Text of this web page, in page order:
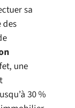
sa
des
une
30 %